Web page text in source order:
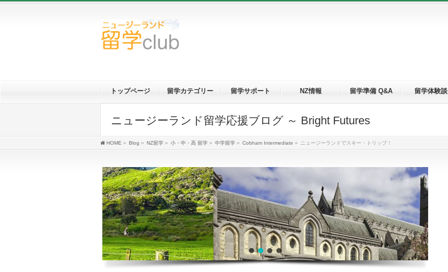
トップページ 留学カテゴリー 留学サポート NZ情報 留学準備 Q&A 留学体験談
ニュージーランド留学応援ブログ ～ Bright Futures
HOME » Blog » NZ留学 » 小・中・高 留学 » 中学留学 » Cobham Intermediate » ニュージーランドでスキー・トリップ！